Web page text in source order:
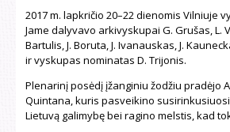
2017 m. lapkričio 20–22 dienomis
Jame dalyvavo arkivyskupai G. Grušas, L.
Bartulis, J. Boruta, J. Ivanauskas, J.
ir vyskupas nominatas D. Trijonis.
Plenarinį posėdį įžanginiu žodžiu pradėjo
Quintana, kuris pasveikino
Lietuvą galimybę bei ragino melstis, kad